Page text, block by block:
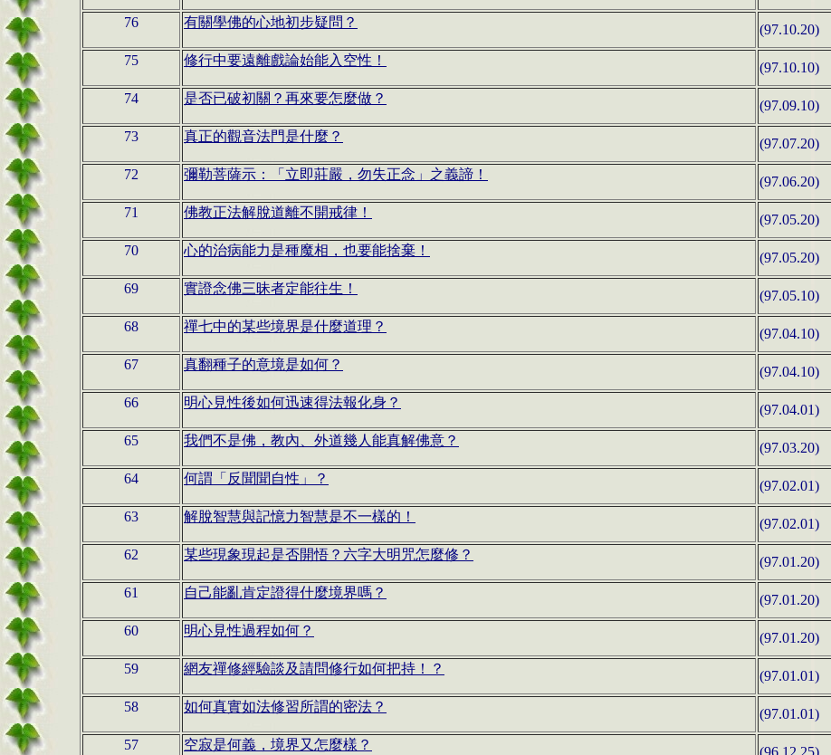
76
有關學佛的心地初步疑問？
(97.10.20)
75
修行中要遠離戲論始能入空性！
(97.10.10)
74
是否已破初關？再來要怎麼做？
(97.09.10)
73
真正的觀音法門是什麼？
(97.07.20)
72
彌勒菩薩示：「立即莊嚴，勿失正念」之義諦！
(97.06.20)
71
佛教正法解脫道離不開戒律！
(97.05.20)
70
心的治病能力是種魔相，也要能捨棄！
(97.05.20)
69
實證念佛三昧者定能往生！
(97.05.10)
68
禪七中的某些境界是什麼道理？
(97.04.10)
67
真翻種子的意境是如何？
(97.04.10)
66
明心見性後如何迅速得法報化身？
(97.04.01)
65
我們不是佛，教內、外道幾人能真解佛意？
(97.03.20)
64
何謂「反聞聞自性」？
(97.02.01)
63
解脫智慧與記憶力智慧是不一樣的！
(97.02.01)
62
某些現象現起是否開悟？六字大明咒怎麼修？
(97.01.20)
61
自己能亂肯定證得什麼境界嗎？
(97.01.20)
60
明心見性過程如何？
(97.01.20)
59
網友禪修經驗談及請問修行如何把持！？
(97.01.01)
58
如何真實如法修習所謂的密法？
(97.01.01)
57
空寂是何義，境界又怎麼樣？ (96.12.25)